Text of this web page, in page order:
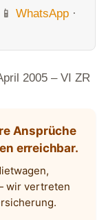
WhatsApp ·
2005 – VI ZR
Ansprüche
erreichbar.
wir vertreten